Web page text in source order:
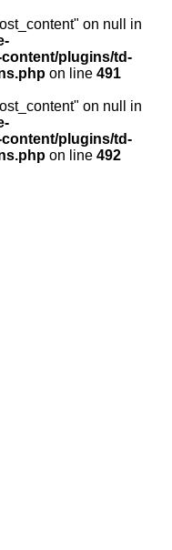
on null in
content/plugins/td-
on line 491
on null in
content/plugins/td-
on line 492